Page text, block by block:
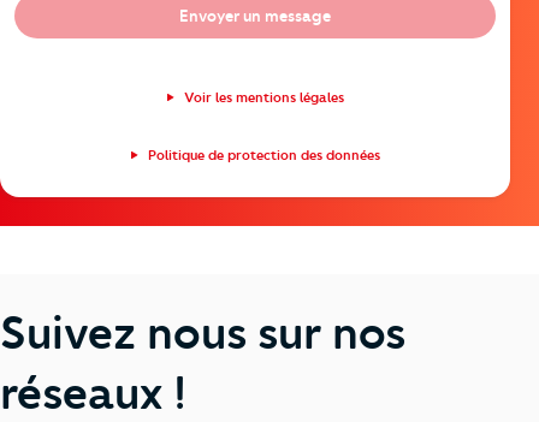
Envoyer un message
Voir les mentions légales
Politique de protection des données
Suivez nous sur nos
réseaux !